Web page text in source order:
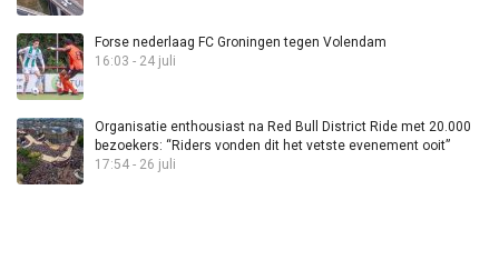
Forse nederlaag FC Groningen tegen Volendam
16:03 - 24 juli
Organisatie enthousiast na Red Bull District Ride met 20.000
bezoekers: “Riders vonden dit het vetste evenement ooit”
17:54 - 26 juli